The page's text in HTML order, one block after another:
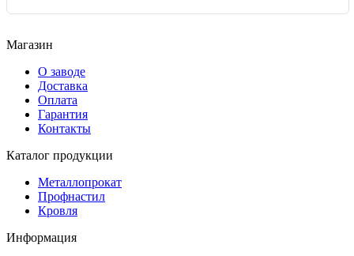
Магазин
О заводе
Доставка
Оплата
Гарантия
Контакты
Каталог продукции
Металлопрокат
Профнастил
Кровля
Информация